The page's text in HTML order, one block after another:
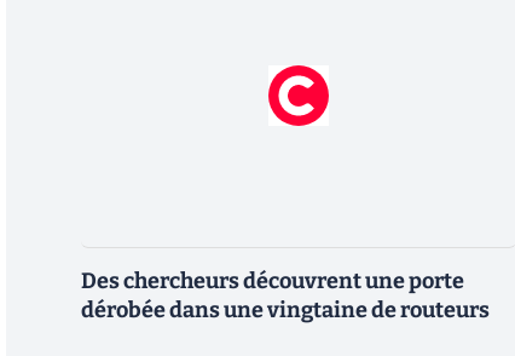
Des chercheurs découvrent une porte
dérobée dans une vingtaine de routeurs